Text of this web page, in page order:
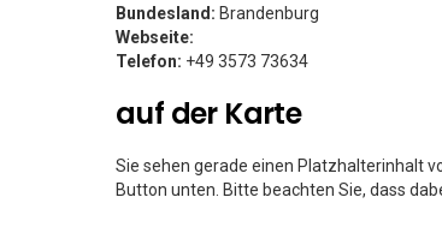
Bundesland: Brandenburg
Webseite:
Telefon: +49 3573 73634
auf der Karte
Sie sehen gerade einen Platzhalterinhalt
Button unten. Bitte beachten Sie, dass